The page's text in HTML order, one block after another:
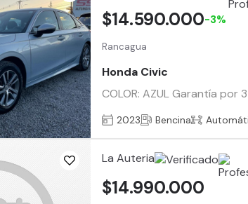
Rancagua
Honda Civic
COLOR: AZUL Garantía
$14.590.000-3%
2023 Bencina
La Auteria
$14.990.000